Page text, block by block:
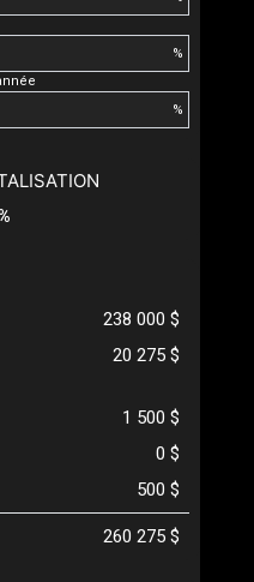
%
%
238 000 $
20 275 $
1 500 $
0 $
500 $
260 275 $